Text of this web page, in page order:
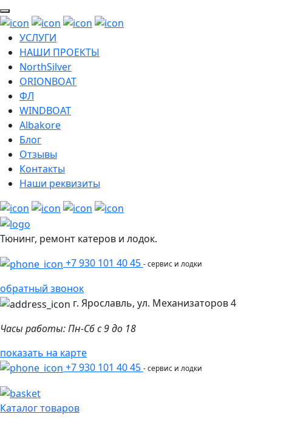
УСЛУГИ
НАШИ ПРОЕКТЫ
NorthSilver
ORIONBOAT
ФЛ
WINDBOAT
Albakore
Блог
Отзывы
Контакты
Наши реквизиты
Тюнинг, ремонт катеров и лодок.
+7 930 101 40 45 - сервис и лодки
обратный звонок
г. Ярославль, ул. Механизаторов 4
Часы работы: Пн-Сб с 9 до 18
показать на карте
+7 930 101 40 45 - сервис и лодки
Каталог товаров